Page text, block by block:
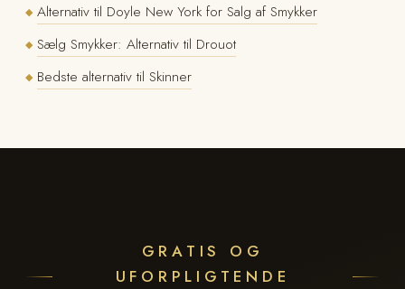
◆ Alternativ til Doyle New York for Salg af Smykker
◆ Sælg Smykker: Alternativ til Drouot
◆ Bedste alternativ til Skinner
GRATIS OG
UFORPLIGTENDE